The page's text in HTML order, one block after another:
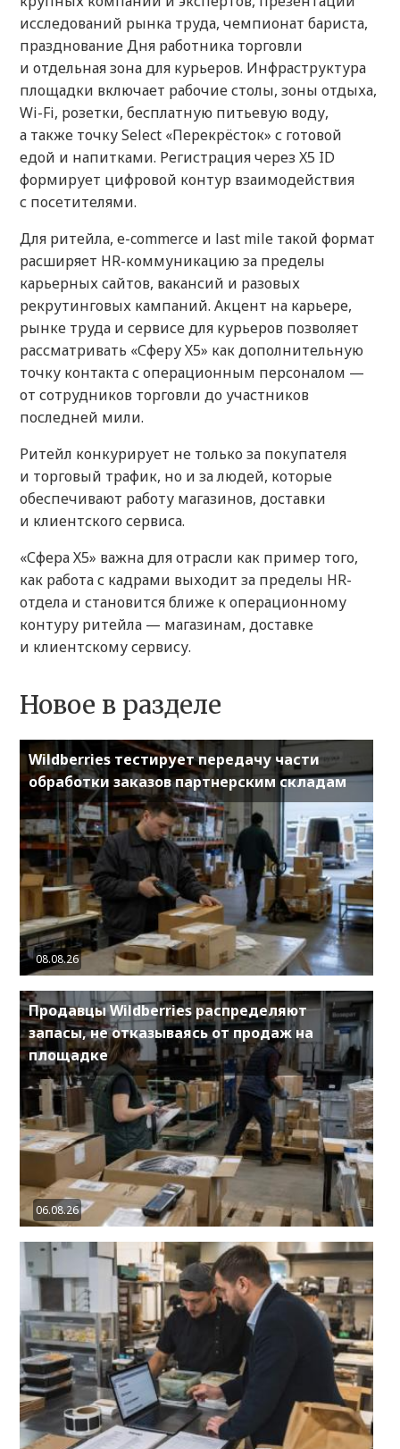
исследований рынка труда, чемпионат бариста,
празднование Дня работника торговли
и отдельная зона для курьеров. Инфраструктура
площадки включает рабочие столы, зоны отдыха,
Wi-Fi, розетки, бесплатную питьевую воду,
а также точку Select «Перекрёсток» с готовой
едой и напитками. Регистрация через X5 ID
формирует цифровой контур взаимодействия
с посетителями.
Для ритейла, e-commerce и last mile такой формат
расширяет HR-коммуникацию за пределы
карьерных сайтов, вакансий и разовых
рекрутинговых кампаний. Акцент на карьере,
рынке труда и сервисе для курьеров позволяет
рассматривать «Сферу Х5» как дополнительную
точку контакта с операционным персоналом —
от сотрудников торговли до участников
последней мили.
Ритейл конкурирует не только за покупателя
и торговый трафик, но и за людей, которые
обеспечивают работу магазинов, доставки
и клиентского сервиса.
«Сфера Х5» важна для отрасли как пример того,
как работа с кадрами выходит за пределы HR-
отдела и становится ближе к операционному
контуру ритейла — магазинам, доставке
и клиентскому сервису.
Новое в разделе
Wildberries тестирует передачу части
обработки заказов партнерским складам
08.08.26
Продавцы Wildberries распределяют
запасы, не отказываясь от продаж на
площадке
06.08.26